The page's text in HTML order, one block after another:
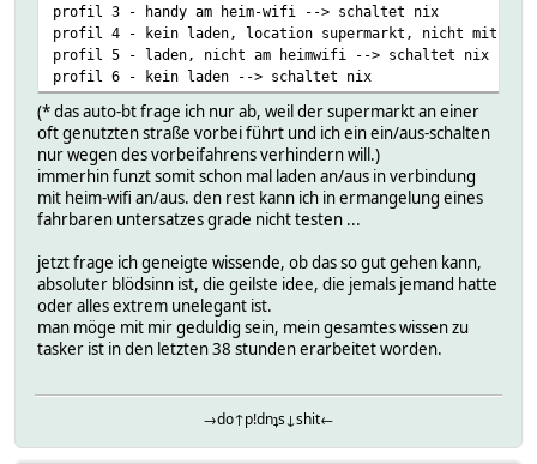
profil 3 - handy am heim-wifi --> schaltet nix
profil 4 - kein laden, location supermarkt, nicht mit
profil 5 - laden, nicht am heimwifi --> schaltet nix
profil 6 - kein laden --> schaltet nix
(* das auto-bt frage ich nur ab, weil der supermarkt an einer
oft genutzten straße vorbei führt und ich ein ein/aus-schalten
nur wegen des vorbeifahrens verhindern will.)
immerhin funzt somit schon mal laden an/aus in verbindung
mit heim-wifi an/aus. den rest kann ich in ermangelung eines
fahrbaren untersatzes grade nicht testen ...
jetzt frage ich geneigte wissende, ob das so gut gehen kann,
absoluter blödsinn ist, die geilste idee, die jemals jemand hatte
oder alles extrem unelegant ist.
man möge mit mir geduldig sein, mein gesamtes wissen zu
tasker ist in den letzten 38 stunden erarbeitet worden.
→do↑p!dnʇs↓shit←